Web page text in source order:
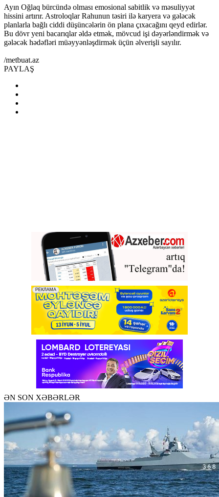
Ayın Oğlaq bürcündə olması emosional sabitlik və məsuliyyət
hissini artırır. Astroloqlar Rahunun təsiri ilə karyera və gələcək
planlarla bağlı ciddi düşüncələrin ön plana çıxacağını qeyd edirlər.
Bu dövr yeni bacarıqlar əldə etmək, mövcud işi dəyərləndirmək və
gələcək hədəfləri müəyyənləşdirmək üçün əlverişli sayılır.
/metbuat.az
PAYLAŞ
ƏN SON XƏBƏRLƏR